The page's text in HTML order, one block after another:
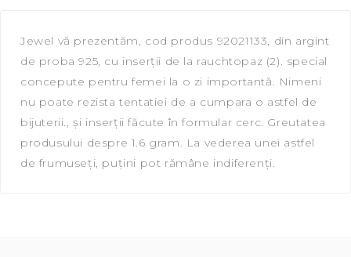
Jewel vă prezentăm, сod produs 92021133, din argint
de proba 925, cu inserții de la rauchtopaz (2). special
concepute pentru femei la o zi importantă. Nimeni
nu poate rezista tentatiei de a cumpara o astfel de
bijuterii., și inserții făcute în formular cerc. Greutatea
produsului despre 1.6 gram. La vederea unei astfel
de frumuseți, puțini pot rămâne indiferenți.